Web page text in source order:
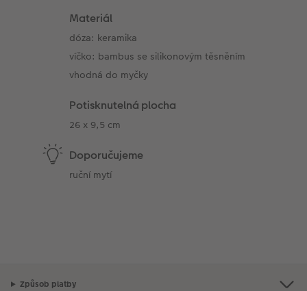
Materiál
dóza: keramika
víčko: bambus se silikonovým těsněním
vhodná do myčky
Potisknutelná plocha
26 x 9,5 cm
Doporučujeme
ruční mytí
Způsob platby